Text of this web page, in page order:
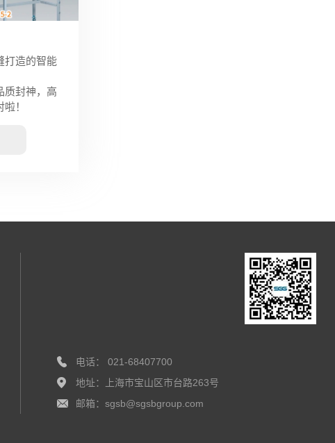
打造的智能
质封神，高
！
电话： 021-68407700
地址：上海市宝山区市台路263号
邮箱：sgsb@sgsbgroup.com